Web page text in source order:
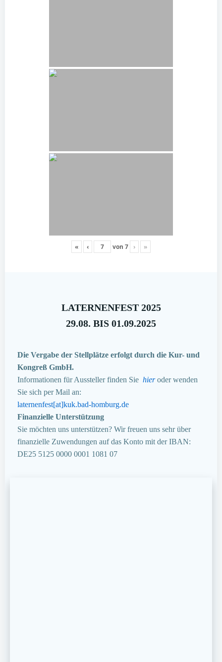
« ‹ von 7 › »
LATERNENFEST 2025
29.08. BIS 01.09.2025
Die Vergabe der Stellplätze erfolgt durch die Kur- und
Kongreß GmbH.
Informationen für Aussteller finden Sie hieroder wenden
Sie sich per Mail an:
laternenfest[at]kuk.bad-homburg.de
Finanzielle Unterstützung
Sie möchten uns unterstützen? Wir freuen uns sehr über
finanzielle Zuwendungen auf das Konto mit der IBAN:
DE25 5125 0000 0001 1081 07